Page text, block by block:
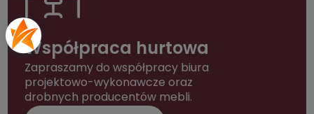
Współpraca hurtowa
Zapraszamy do współpracy biura
projektowo-wykonawcze oraz
drobnych producentów mebli.